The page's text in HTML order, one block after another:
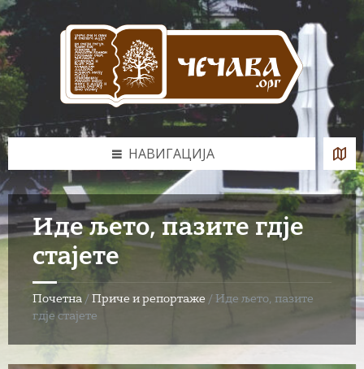
Skip
to
content
Skip
to
left
sidebar
Skip
to
footer
НАВИГАЦИЈА
Иде љето, пазите гдје
стајете
Почетна / Приче и репортаже / Иде љето, пазите
гдје стајете